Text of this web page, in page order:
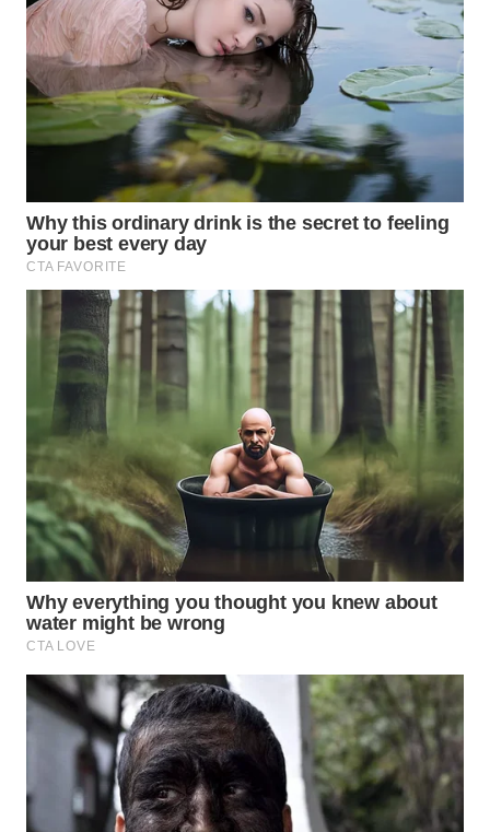
MALUT
WN
DAIRI
WN
WN
NIAS
WN
LANGKAT
TAPANULI
SELATAN
WN
TANJUNG
LESUNG
WN
KARO
WN
SIMALUNGUN
WN
LABUHANBATU